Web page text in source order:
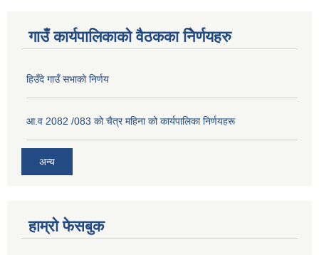
गाउँ कार्यपालिकाको वैठकका निेर्णयहरु
हिउँदे गाउँ सभाको निर्णय
आ.व 2082 /083 को चैत्र महिना को कार्यपालिका निर्णयहरू
अन्य
हाम्रो फेसबुक